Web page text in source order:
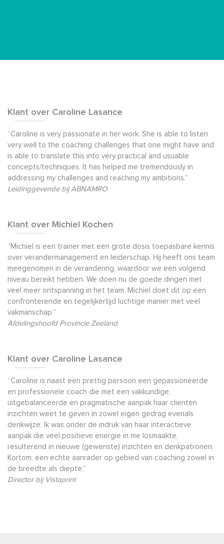
Klant over Caroline Lasance
“Caroline is very passionate in her work. She is able to listen
very well to the coaching challenges that one might have and
is able to translate this into very practical and usuable
concepts/techniques. It has helped me tremendously in
addressing my challenges and reaching my ambitions.”
Leidinggevende bij ABNAMRO
Klant over Michiel Kochen
“Michiel is een trainer met een grote dosis toepasbare kennis
over verandermanagement en leiderschap. Hij heeft ons team
meegenomen in de verandering, waardoor we een volgend
niveau bereikt hebben. We doen nu de goede dingen met
veel meer ontspanning in het team. Michiel doet dit op een
confronterende en tegelijkertijd luchtige manier met veel
vakmanschap.”
Afdelingshoofd Provincie Zeeland
Klant over Caroline Lasance
“Caroline is naast een prettig persoon een gepassioneerde
en professionele coach die met een vakkundige,
uitgebalanceerde en pragmatische aanpak haar clienten
inzichten weet te geven in zowel eigen gedrag evenals
denkwijze. Ik was onder de indruk van haar interactieve
aanpak die veel positieve energie in me losmaakte,
resulterend in nieuwe (gewenste) inzichten en denkpatronen.
Kortom, een echte aanrader op gebied van coaching zowel in
de breedte als diepte.”
Director bij Vistaprint